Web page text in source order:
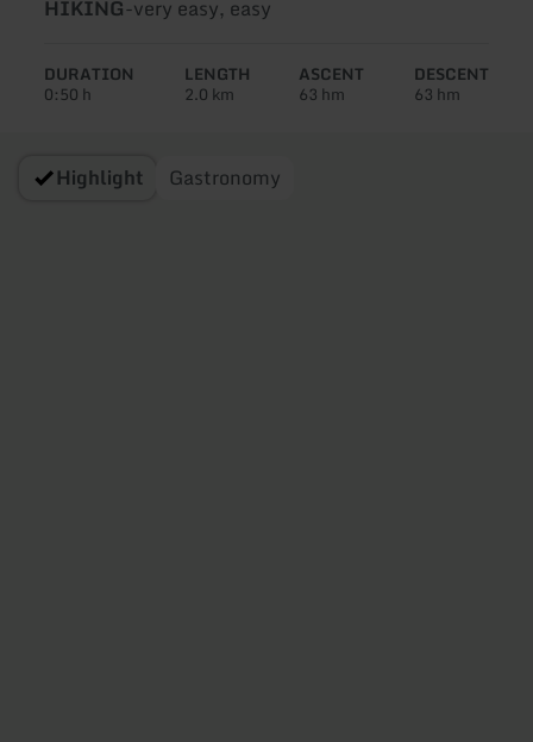
Type
tour:
HIKING-Difficulty:
very easy, easy
DURATION
0:50 h
LENGTH
2.0 km
ASCENT
63 hm
DESCENT
63 hm
Highlight Gastronomy